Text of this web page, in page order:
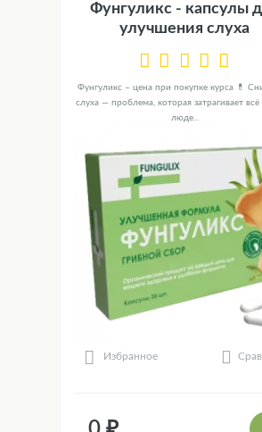
Фунгуликс - капсулы
улучшения слуха
Фунгуликс – цена при покупке курса 💊
слуха — проблема, которая затрагивает
люде...
Избранное